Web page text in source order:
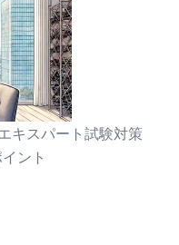
キスパート試験対策
ント